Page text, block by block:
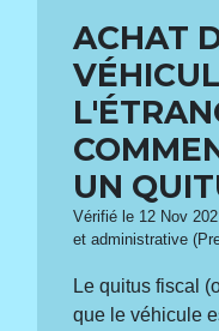
ACHAT
UN
Vérifié le 12 Nov
et administrative
Le quitus fiscal
que le véhicule